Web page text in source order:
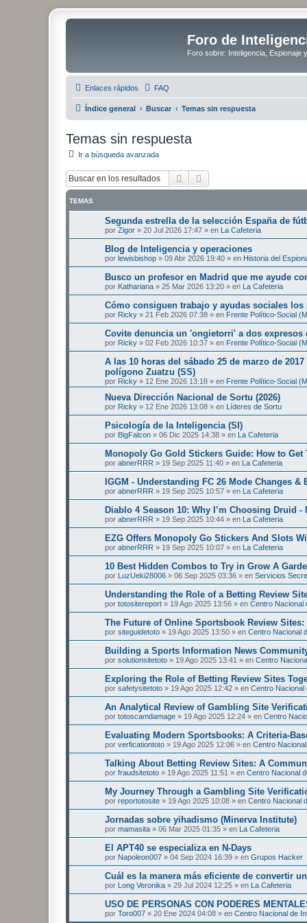
Foro de
Foro sobre: Inteligencia, Espionaje
Enlaces rápidos FAQ
Índice general Buscar Temas sin respuesta
Temas sin respuesta
Ir a búsqueda avanzada
Buscar
TEMAS
Segunda estrella de la selección España de
por Zigor » 20 Jul 2026 17:47 » en La Cafeteria
Blog de Inteligencia y operaciones
por lewisbishop » 09 Abr 2026 19:40 » en Historia del
Busco un profesor en Madrid que me ayude
por Kathariana » 25 Mar 2026 13:20 » en La Cafeteria
Cómo consiguen trabajo y ayudas sociales los
por Ricky » 21 Feb 2026 07:38 » en Frente Político-Social
Covite denuncia un 'ongietorri' a dos expresos
por Ricky » 02 Feb 2026 10:37 » en Frente Político-Social
A las 10 horas del sábado 25 de marzo de
polígono Zuatzu (SS)
por Ricky » 12 Ene 2026 13:18 » en Frente Político-Social
Nueva Dirección Nacional de Sortu (2026)
por Ricky » 12 Ene 2026 13:08 » en Líderes de Sortu
Psicología de la Inteligencia (SI)
por BigFalcon » 06 Dic 2025 14:38 » en La Cafeteria
Monopoly Go Gold Stickers Guide: How to
por abnerRRR » 19 Sep 2025 11:40 » en La Cafeteria
IGGM - Understanding FC 26 Mode Changes &
por abnerRRR » 19 Sep 2025 10:57 » en La Cafeteria
Diablo 4 Season 10: Why I’m Choosing Druid
por abnerRRR » 19 Sep 2025 10:44 » en La Cafeteria
EZG Offers Monopoly Go Stickers And Slots
por abnerRRR » 19 Sep 2025 10:07 » en La Cafeteria
10 Best Hidden Combos to Try in Grow A
por LuzUeki28006 » 06 Sep 2025 03:36 » en Servicios
Understanding the Role of a Betting Review
por totositereport » 19 Ago 2025 13:56 » en Centro Nacional
The Future of Online Sportsbook Review
por siteguidetoto » 19 Ago 2025 13:50 » en Centro Nacional
Building a Sports Information News
por solutionsitetoto » 19 Ago 2025 13:41 » en Centro
Exploring the Role of Betting Review Sites
por safetysitetoto » 19 Ago 2025 12:42 » en Centro Nacional
An Analytical Review of Gambling Site
por totoscamdamage » 19 Ago 2025 12:24 » en Centro
Evaluating Modern Sportsbooks: A Criteria-
por verficationtoto » 19 Ago 2025 12:06 » en Centro
Talking About Betting Review Sites: A
por fraudsitetoto » 19 Ago 2025 11:51 » en Centro Nacional
My Journey Through a Gambling Site
por reportotosite » 19 Ago 2025 10:08 » en Centro Nacional
Jornadas sobre yihadismo (Minerva Institute)
por mamasita » 06 Mar 2025 01:35 » en La Cafeteria
El APT40 se especializa en N-Days
por Napoleon007 » 04 Sep 2024 16:39 » en Grupos Hacker
Cuál es la manera más eficiente de convertir
por Long Veronika » 29 Jul 2024 12:25 » en La Cafeteria
USO DE PERSONAS CON PODERES
por Toro007 » 20 Ene 2024 04:08 » en Centro Nacional de